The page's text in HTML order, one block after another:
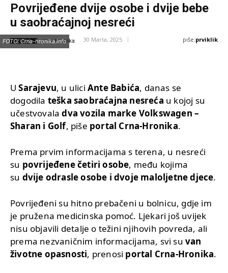
Povrijeđene dvije osobe i dvije bebe
u saobraćajnoj nesreći
IZVOR: crna-hronika 30 Marta, 2025 piše:prviklik
FOTO: Crna-hronika.info
USarajevu, u uliciAnte Babića, danas se
dogodila teška saobraćajna nesreća u kojoj su
učestvovaladva vozila marke Volkswagen –
Sharan i Golf, piše portal Crna-Hronika.
Prema prvim informacijama s terena, u nesreći
su povrijeđene četiri osobe, među kojima
su dvije odrasle osobe i dvoje maloljetne djece.
Povrijeđeni su hitno prebačeni u bolnicu, gdje im
je pružena medicinska pomoć. Ljekari još uvijek
nisu objavili detalje o težini njihovih povreda, ali
prema nezvaničnim informacijama, svi suvan
životne opasnosti, prenosi portal Crna-Hronika.